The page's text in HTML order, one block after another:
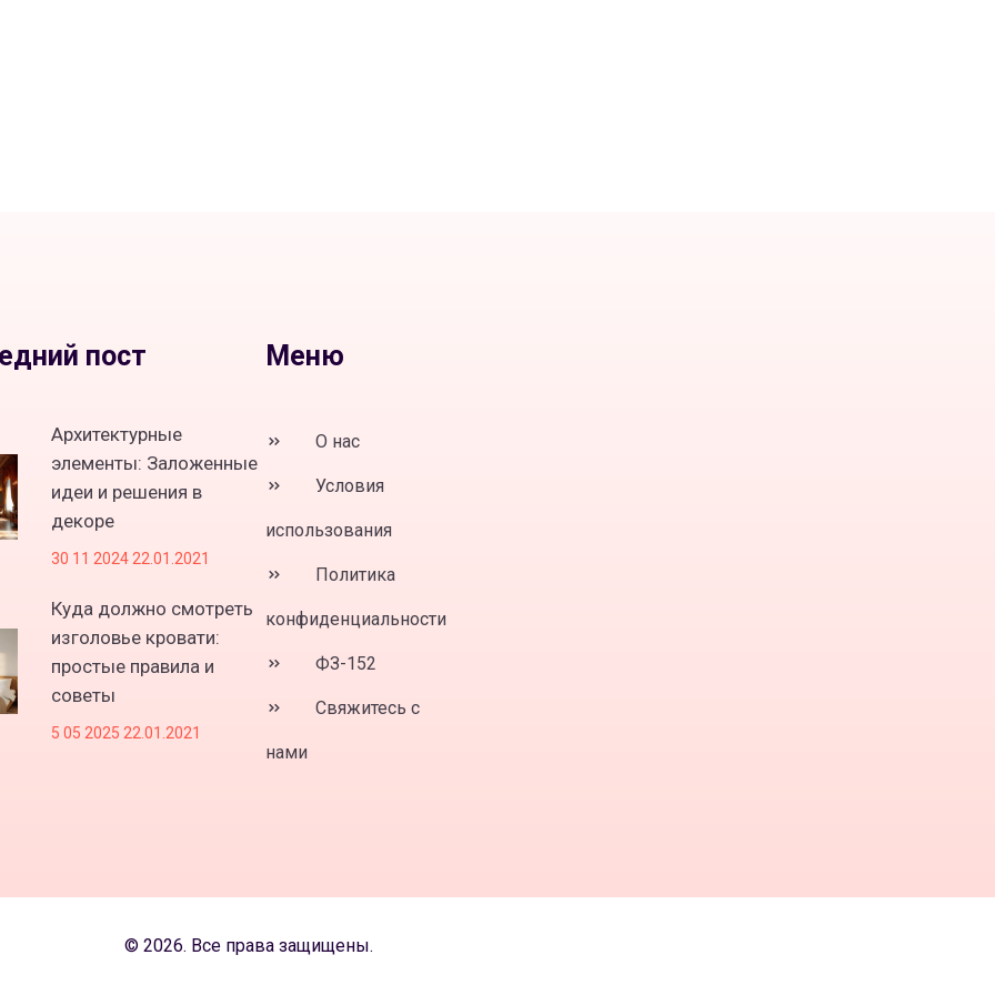
пост
Архитектурные
элементы: Заложенные
идеи и решения в
декоре
30 11 2024 22.01.2021
Куда должно смотреть
изголовье кровати:
простые правила и
советы
5 05 2025 22.01.2021
Меню
О нас
Условия
использования
Политика
конфиденциальности
ФЗ-152
Свяжитесь с
нами
© 2026. Все права защищены.